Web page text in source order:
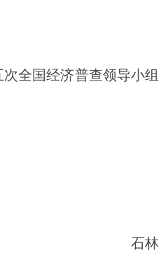
全国经济普查领导小组
林